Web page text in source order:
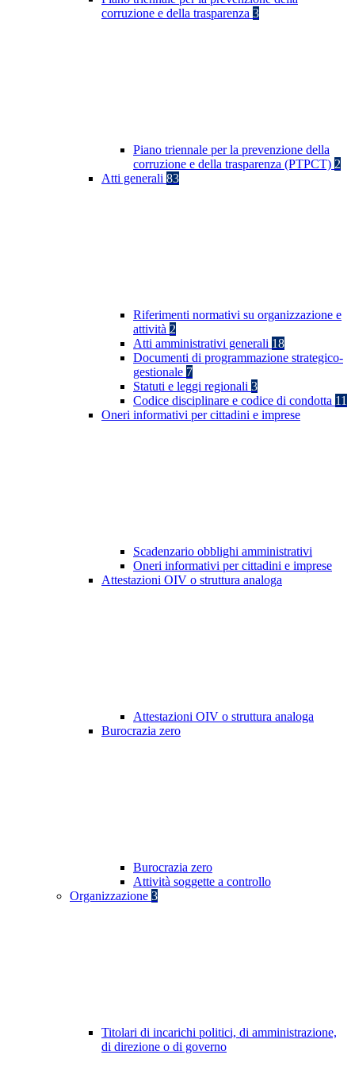
corruzione e della trasparenza 3
Piano triennale per la prevenzione della
corruzione e della trasparenza (PTPCT) 2
Atti generali 83
Riferimenti normativi su organizzazione e
attività 2
Atti amministrativi generali 18
Documenti di programmazione strategico-
gestionale 7
Statuti e leggi regionali 3
Codice disciplinare e codice di condotta 11
Oneri informativi per cittadini e imprese
Scadenzario obblighi amministrativi
Oneri informativi per cittadini e imprese
Attestazioni OIV o struttura analoga
Attestazioni OIV o struttura analoga
Burocrazia zero
Burocrazia zero
Attività soggette a controllo
Organizzazione 3
Titolari di incarichi politici, di amministrazione,
di direzione o di governo